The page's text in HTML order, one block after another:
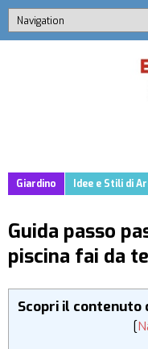
Giardino Idee e Stili di
Guida passo
piscina fai da te
Scopri il contenuto
[